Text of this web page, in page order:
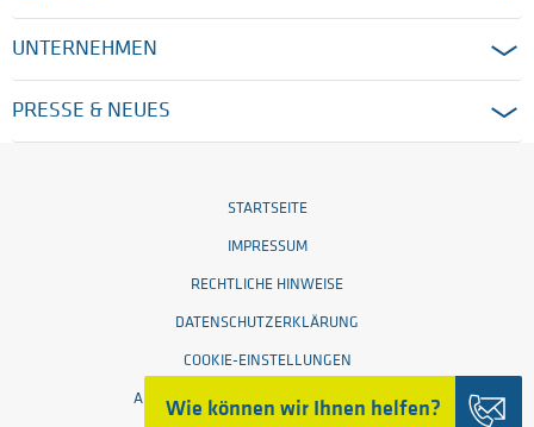
Wie können wir Ihnen helfen?
UNTERNEHMEN
PRESSE & NEUES
STARTSEITE
IMPRESSUM
RECHTLICHE HINWEISE
DATENSCHUTZERKLÄRUNG
COOKIE-EINSTELLUNGEN
ALLGEMEINE GESCHÄFTSBEDINGUNGEN